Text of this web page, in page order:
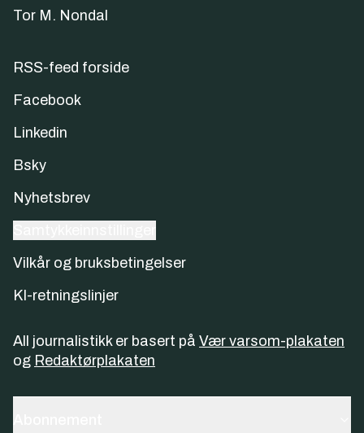
Tor M. Nondal
RSS-feed forside
Facebook
Linkedin
Bsky
Nyhetsbrev
Vilkår og bruksbetingelser
KI-retningslinjer
All journalistikk er basert på Vær varsom-plakaten
og Redaktørplakaten